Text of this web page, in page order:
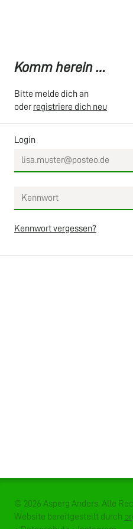
Komm herein …
Bitte melde dich an
oder registriere dich neu
Login
Kennwort vergessen?
© 2026 Asperg Anders. Alle
Website bereitgestellt durch